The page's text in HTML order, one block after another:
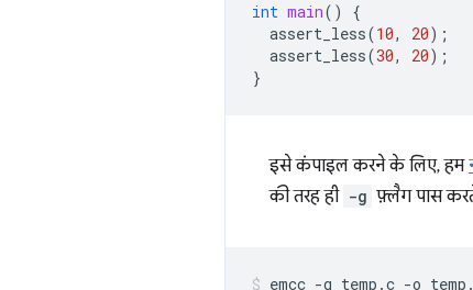
int main()
{
assert_less(10, 20);
assert_less(30, 20);
}
इसे कंपाइल करने के लिए, हम
की तरह ही -g फ़्लैग पास